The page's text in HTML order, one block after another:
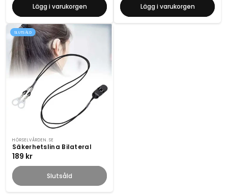
Lägg i varukorgen Lägg i varukorgen
SLUTSÅLD
Säljare:
HÖRSELVÅRDEN.SE
Säkerhetslina Bilateral
Ordinarie
189 kr
Slutsåld